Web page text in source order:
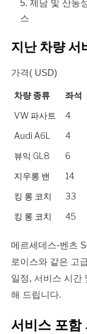
제남 및 산동
스
지난 차량 서
가격( USD)
차량 종류 좌석
차량 종류
좌석
VW 파사트 4
Audi A6L
4
뷰익 GL8
6
지우롱 밴
14
킹 롱 코치
33
킹 롱 코치
45
메르세데스-벤츠
로이스와 같은 고
일정, 서비스 시간
해 드립니다.
서비스 포함